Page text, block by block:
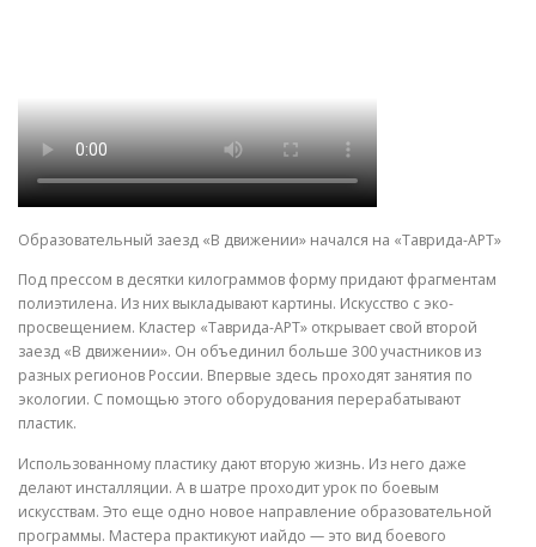
Образовательный заезд «В движении» начался на «Таврида-АРТ»
Под прессом в десятки килограммов форму придают фрагментам
полиэтилена. Из них выкладывают картины. Искусство с эко-
просвещением. Кластер «Таврида-АРТ» открывает свой второй
заезд «В движении». Он объединил больше 300 участников из
разных регионов России. Впервые здесь проходят занятия по
экологии. С помощью этого оборудования перерабатывают
пластик.
Использованному пластику дают вторую жизнь. Из него даже
делают инсталляции. А в шатре проходит урок по боевым
искусствам. Это еще одно новое направление образовательной
программы. Мастера практикуют иайдо — это вид боевого